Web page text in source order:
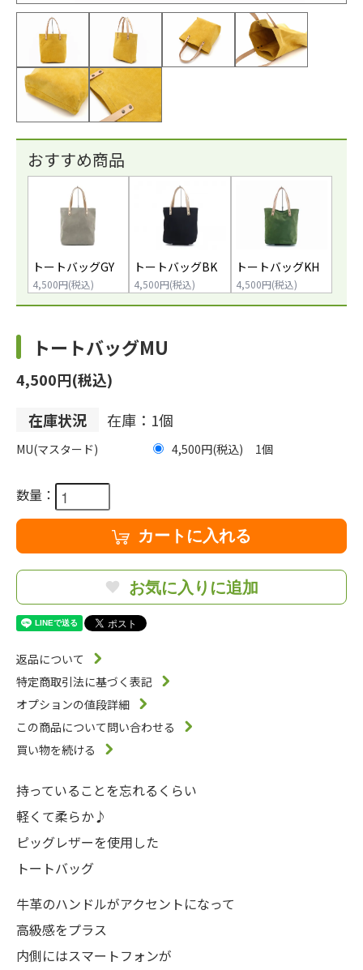
おすすめ商品
トートバッグGY
4,500円(税込)
トートバッグBK
4,500円(税込)
トートバッグKH
4,500円(税込)
トートバッグMU
4,500円(税込)
在庫状況
在庫：1個
MU(マスタード) 4,500円(税込) 1
数量：
カートに入れる
お気に入りに追加
返品について
特定商取引法に基づく表記
オプションの値段詳細
この商品について問い合わせる
買い物を続ける
持っていることを忘れるくらい
軽くて柔らか♪
ピッグレザーを使用した
トートバッグ
牛革のハンドルがアクセントになって
高級感をプラス
内側にはスマートフォンが